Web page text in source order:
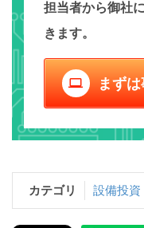
担当者から御社
きます。
computer まずは
カテゴリ 設備投資